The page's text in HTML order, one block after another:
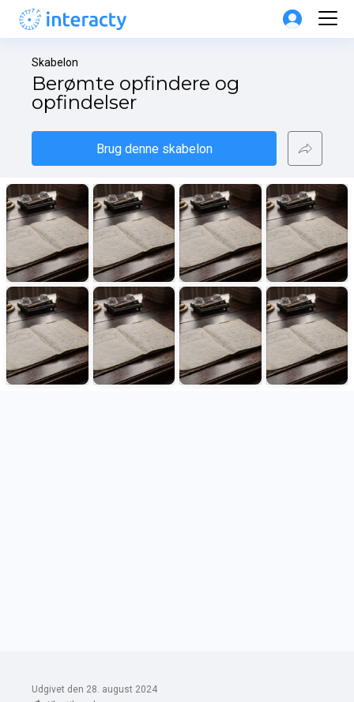
Udgivet den 28. august 2024
Skabelon
Berømte opfindere og
opfindelser
Brug denne skabelon